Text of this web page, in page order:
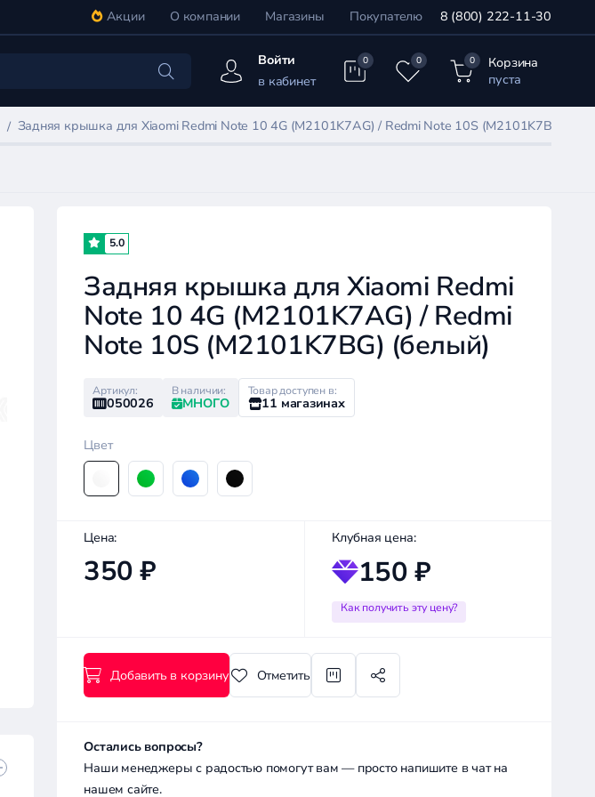
Акции О компании Магазины Покупателю 8 (800) 222-11-30
Войти
в кабинет
0 0 0
Корзина
пуста
Задняя крышка для Xiaomi Redmi Note 10 4G (M2101K7AG) / Redmi Note 10S (M2101K7BG)
5.0
Задняя крышка для Xiaomi Redmi
Note 10 4G (M2101K7AG) / Redmi
Note 10S (M2101K7BG) (белый)
Артикул:
050026
В наличии:
МНОГО
Товар доступен в:
11 магазинах
Цвет
Цена:
350 ₽
Клубная цена:
150 ₽
Как получить эту цену?
Добавить в корзину Отметить
Остались вопросы?
Наши менеджеры с радостью помогут вам — просто напишите в чат на
нашем сайте.